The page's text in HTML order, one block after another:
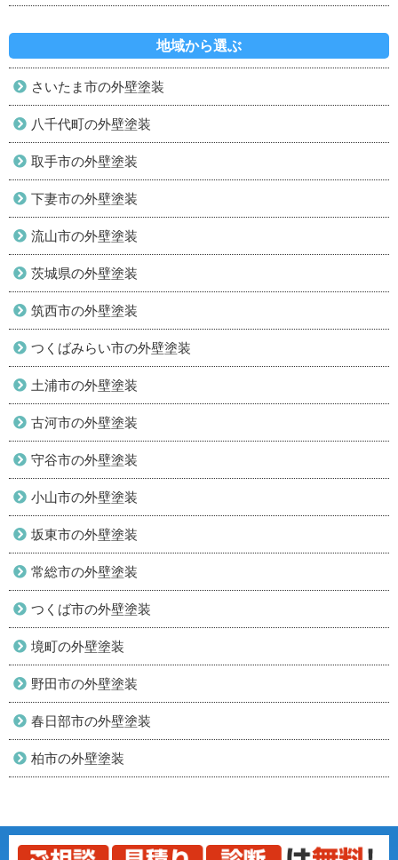
地域から選ぶ
さいたま市の外壁塗装
八千代町の外壁塗装
取手市の外壁塗装
下妻市の外壁塗装
流山市の外壁塗装
茨城県の外壁塗装
筑西市の外壁塗装
つくばみらい市の外壁塗装
土浦市の外壁塗装
古河市の外壁塗装
守谷市の外壁塗装
小山市の外壁塗装
坂東市の外壁塗装
常総市の外壁塗装
つくば市の外壁塗装
境町の外壁塗装
野田市の外壁塗装
春日部市の外壁塗装
柏市の外壁塗装